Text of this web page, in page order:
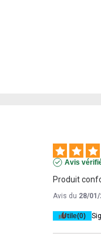
Avis
Produit
Avis du 28/
Utile(0)